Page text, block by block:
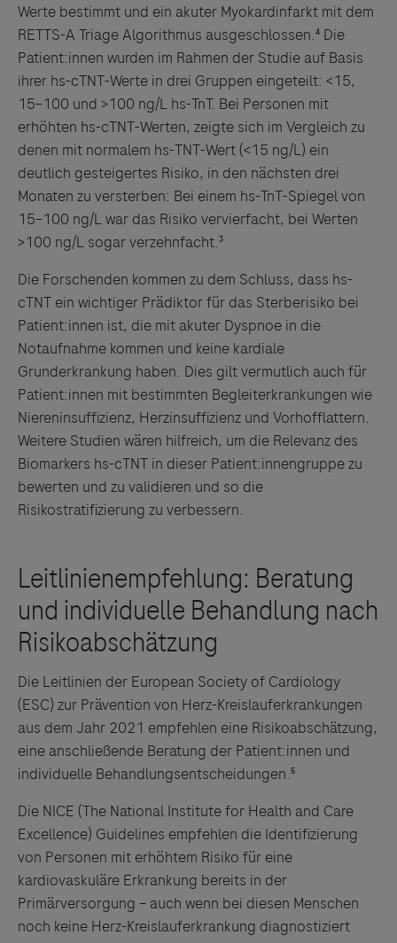
Werte bestimmt und ein akuter Myokardinfarkt mit dem
RETTS-A Triage Algorithmus ausgeschlossen.⁴ Die
Patient:innen wurden im Rahmen der Studie auf Basis
ihrer hs-cTNT-Werte in drei Gruppen eingeteilt: <15,
15–100 und >100 ng/L hs-TnT. Bei Personen mit
erhöhten hs-cTNT-Werten, zeigte sich im Vergleich zu
denen mit normalem hs-TNT-Wert (<15 ng/L) ein
deutlich gesteigertes Risiko, in den nächsten drei
Monaten zu versterben: Bei einem hs-TnT-Spiegel von
15–100 ng/L war das Risiko vervierfacht, bei Werten
>100 ng/L sogar verzehnfacht.³
Die Forschenden kommen zu dem Schluss, dass hs-
cTNT ein wichtiger Prädiktor für das Sterberisiko bei
Patient:innen ist, die mit akuter Dyspnoe in die
Notaufnahme kommen und keine kardiale
Grunderkrankung haben. Dies gilt vermutlich auch für
Patient:innen mit bestimmten Begleiterkrankungen wie
Niereninsuffizienz, Herzinsuffizienz und Vorhofflattern.
Weitere Studien wären hilfreich, um die Relevanz des
Biomarkers hs-cTNT in dieser Patient:innengruppe zu
bewerten und zu validieren und so die
Risikostratifizierung zu verbessern.
Die Leitlinien der European Society of Cardiology
(ESC) zur Prävention von Herz-Kreislauferkrankungen
aus dem Jahr 2021 empfehlen eine Risikoabschätzung,
eine anschließende Beratung der Patient:innen und
individuelle Behandlungsentscheidungen.⁵
Die NICE (The National Institute for Health and Care
Excellence) Guidelines empfehlen die Identifizierung
von Personen mit erhöhtem Risiko für eine
kardiovaskuläre Erkrankung bereits in der
Primärversorgung – auch wenn bei diesen Menschen
noch keine Herz-Kreislauferkrankung diagnostiziert